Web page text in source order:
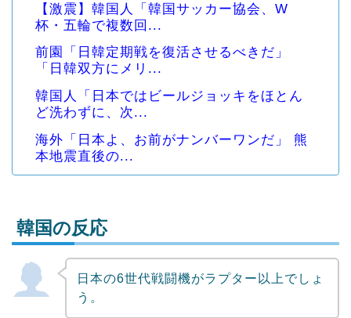
【激震】韓国人「韓国サッカー協会、W
杯・五輪で複数回...
前園「日韓定期戦を復活させるべきだ」
「日韓双方にメリ...
韓国人「日本ではビールジョッキをほとん
ど洗わずに、次...
海外「日本よ、お前がナンバーワンだ」 熊
本地震直後の...
Powered by livedoor 相互RSS
韓国の反応
日本の6世代戦闘機がラプター以上でしょ
う。